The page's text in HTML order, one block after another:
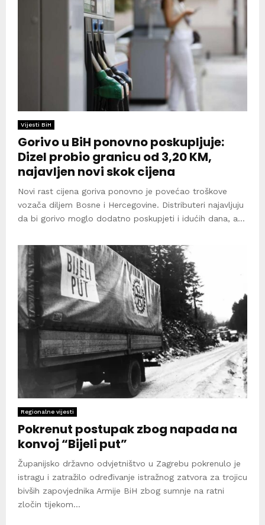
Vijesti BiH
Gorivo u BiH ponovno poskupljuje:
Dizel probio granicu od 3,20 KM,
najavljen novi skok cijena
Novi rast cijena goriva ponovno je povećao troškove
vozača diljem Bosne i Hercegovine. Distributeri najavljuju
da bi gorivo moglo dodatno poskupjeti i idućih dana, a...
Regionalne vijesti
Pokrenut postupak zbog napada na
konvoj “Bijeli put”
Županijsko državno odvjetništvo u Zagrebu pokrenulo je
istragu i zatražilo određivanje istražnog zatvora za trojicu
bivših zapovjednika Armije BiH zbog sumnje na ratni
zločin tijekom...